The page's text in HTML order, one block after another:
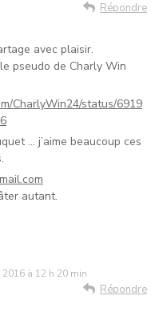
Répondre
avec plaisir.
pseudo de Charly Win
CharlyWin24/status/6919
… j’aime beaucoup ces
autant.
2016 à 12 h 20 min
Répondre